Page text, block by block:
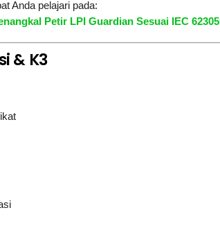
Anda pelajari pada:
Petir LPI Guardian Sesuai IEC 62305
& K3